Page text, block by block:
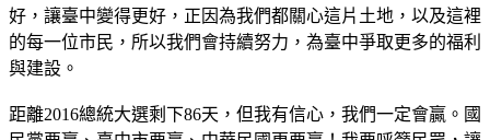
好，讓臺中變得更好，正因為我們都關心這片土地，以及這裡
的每一位市民，所以我們會持續努力，為臺中爭取更多的福利
與建設。
距離2016總統大選剩下86天，但我有信心，我們一定會贏。國